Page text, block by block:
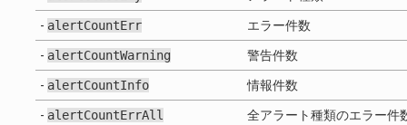
- alertCountErr エラー件数
- alertCountWarning 警告件数
- alertCountInfo 情報件数
- alertCountErrAll 全アラート種類のエラー件